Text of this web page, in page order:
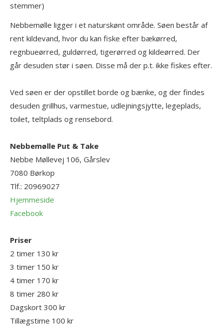
stemmer)
Nebbemølle ligger i et naturskønt område. Søen består af
rent kildevand, hvor du kan fiske efter bækørred,
regnbueørred, guldørred, tigerørred og kildeørred. Der
går desuden stør i søen. Disse må der p.t. ikke fiskes efter.
Ved søen er der opstillet borde og bænke, og der findes
desuden grillhus, varmestue, udlejningsjytte, legeplads,
toilet, teltplads og rensebord.
Nebbemølle Put & Take
Nebbe Møllevej 106, Gårslev
7080 Børkop
Tlf.: 20969027
Hjemmeside
Facebook
Priser
2 timer 130 kr
3 timer 150 kr
4 timer 170 kr
8 timer 280 kr
Dagskort 300 kr
Tillægstime 100 kr